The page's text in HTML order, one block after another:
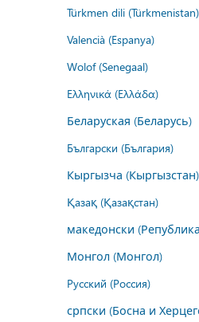
Türkmen dili (Türkmenistan)
Valencià (Espanya)
Wolof (Senegaal)
Ελληνικά (Ελλάδα)
Беларуская (Беларусь)
Български (България)
Кыргызча (Кыргызстан)
Қазақ (Қазақстан)
македонски
Монгол (Монгол)
Русский (Россия)
српски (Босна и